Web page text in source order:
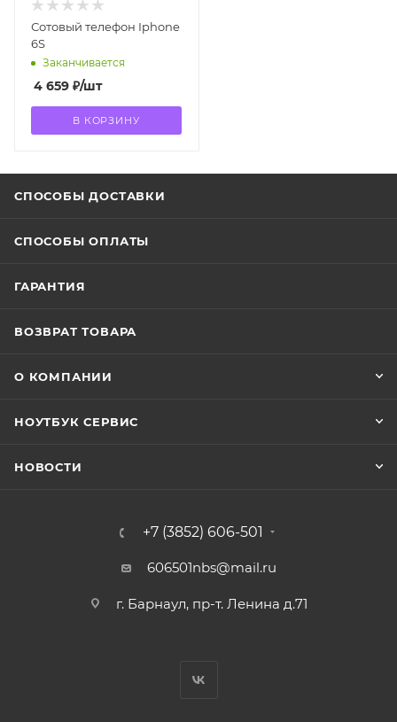
Сотовый телефон Iphone
6S
Заканчивается
4 659 ₽/шт
В КОРЗИНУ
СПОСОБЫ ДОСТАВКИ
СПОСОБЫ ОПЛАТЫ
ГАРАНТИЯ
ВОЗВРАТ ТОВАРА
О КОМПАНИИ
НОУТБУК СЕРВИС
НОВОСТИ
+7 (3852) 606-501
606501nbs@mail.ru
г. Барнаул, пр-т. Ленина д.71